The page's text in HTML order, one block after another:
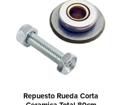
Repuesto Rueda Corta